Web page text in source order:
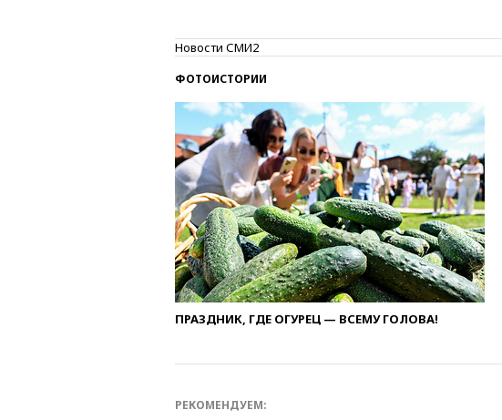
Новости СМИ2
ФОТОИСТОРИИ
ПРАЗДНИК, ГДЕ ОГУРЕЦ — ВСЕМУ ГОЛОВА!
РЕКОМЕНДУЕМ: